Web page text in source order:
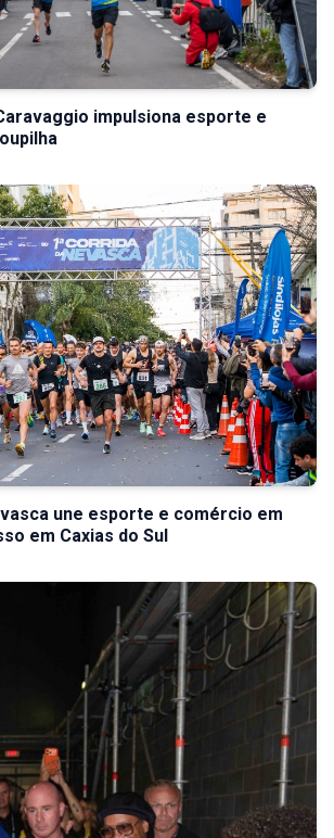
impulsiona esporte e
une esporte e comércio em
em Caxias do Sul